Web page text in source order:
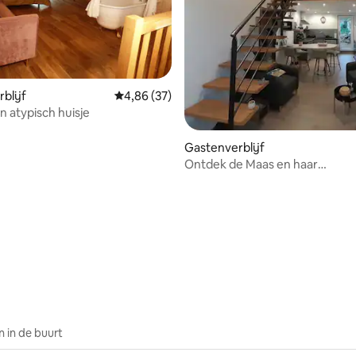
4,97 uit 5, 131 recensies
Gemiddelde beoordeling van 4,86 uit 5, 37
4,86 (37)
atypisch huisje
Gastenverblijf
Ontdek de Maas en haar
in de buurt